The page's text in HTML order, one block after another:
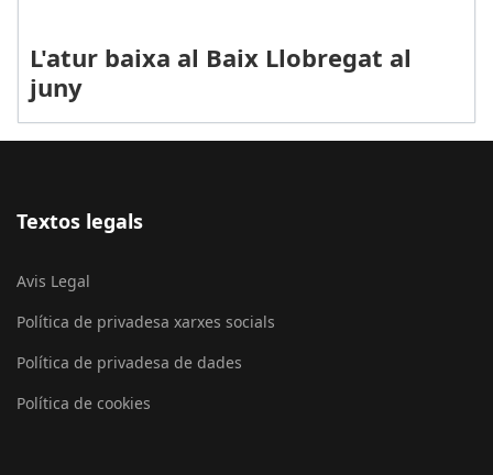
L'atur baixa al Baix Llobregat al
juny
Textos legals
Avis Legal
Política de privadesa xarxes socials
Política de privadesa de dades
Política de cookies